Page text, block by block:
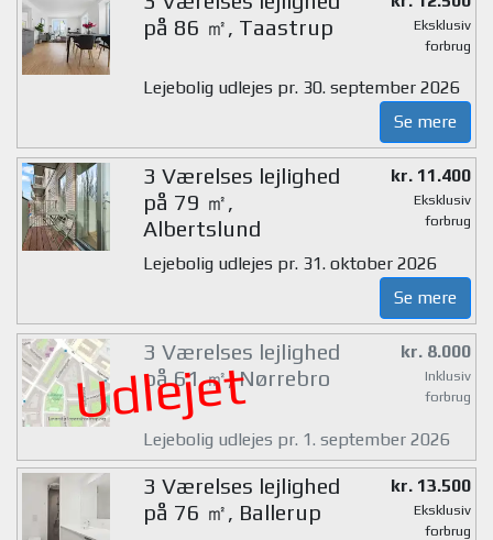
på 86 ㎡, Taastrup
Eksklusiv
forbrug
Lejebolig udlejes pr. 30. september 2026
Se mere
3 Værelses lejlighed
på 79 ㎡,
Albertslund
kr. 11.400
Eksklusiv
forbrug
Lejebolig udlejes pr. 31. oktober 2026
Se mere
Udlejet
3 Værelses lejlighed
på 61 ㎡, Nørrebro
kr. 8.000
Inklusiv
forbrug
Lejebolig udlejes pr. 1. september 2026
3 Værelses lejlighed
på 76 ㎡, Ballerup
kr. 13.500
Eksklusiv
forbrug